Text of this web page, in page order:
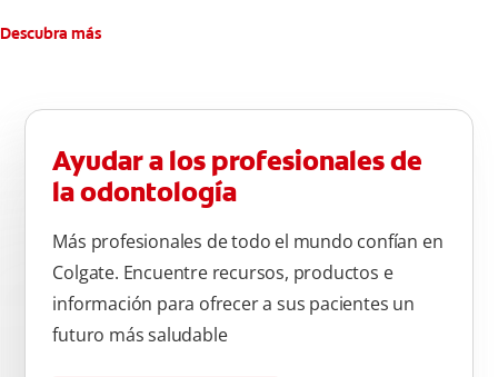
Descubra más
Ayudar a los profesionales de
la odontología
Más profesionales de todo el mundo confían en
Colgate. Encuentre recursos, productos e
información para ofrecer a sus pacientes un
futuro más saludable